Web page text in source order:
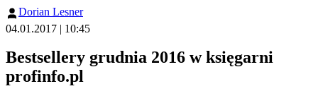
Dorian Lesner
04.01.2017 | 10:45
Bestsellery grudnia 2016 w księgarni
profinfo.pl